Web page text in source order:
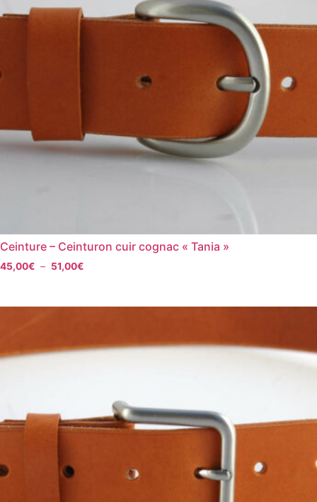
Ceinture – Ceinturon cuir cognac « Tania »
45,00€ – 51,00€